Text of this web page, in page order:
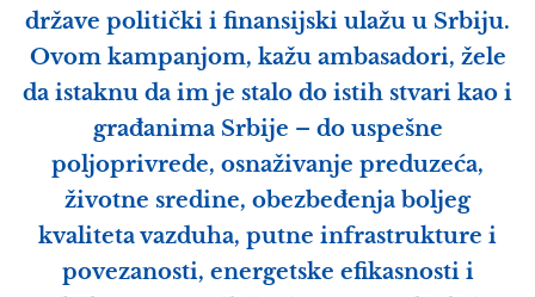
države politički i finansijski ulažu u Srbiju.
Ovom kampanjom, kažu ambasadori, žele
da istaknu da im je stalo do istih stvari kao i
građanima Srbije – do uspešne
poljoprivrede, osnaživanje preduzeća,
životne sredine, obezbeđenja boljeg
kvaliteta vazduha, putne infrastrukture i
povezanosti, energetske efikasnosti i